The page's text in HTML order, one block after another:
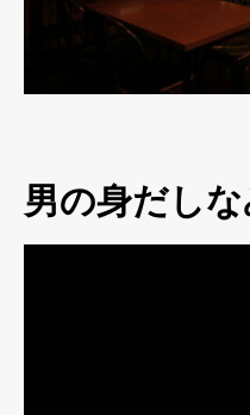
男の身だしな